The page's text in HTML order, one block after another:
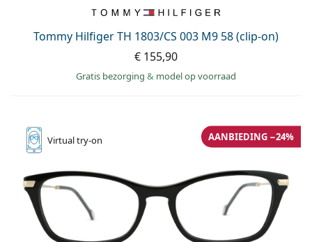
Tommy Hilfiger TH 1803/CS 003 M9 58 (clip-on)
€ 155,90
Gratis bezorging & model op voorraad
Virtualtry-on AANBIEDING −24%